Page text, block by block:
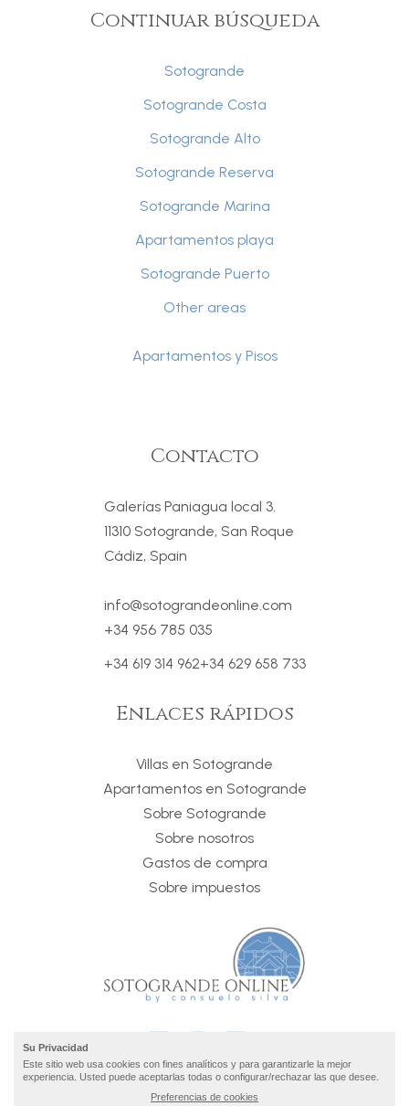
Continuar búsqueda
Sotogrande
Sotogrande Costa
Sotogrande Alto
Sotogrande Reserva
Sotogrande Marina
Apartamentos playa
Sotogrande Puerto
Other areas
Apartamentos y Pisos
Contacto
Galerías Paniagua local 3.
11310 Sotogrande, San Roque
Cádiz, Spain
info@sotograndeonline.com
+34 956 785 035
+34 619 314 962+34 629 658 733
Enlaces rápidos
Villas en Sotogrande
Apartamentos en Sotogrande
Sobre Sotogrande
Sobre nosotros
Gastos de compra
Sobre impuestos
Su Privacidad
Este sitio web usa cookies con fines analíticos y para garantizarle la mejor
experiencia. Usted puede aceptarlas todas o configurar/rechazar las que desee.
Preferencias de cookies